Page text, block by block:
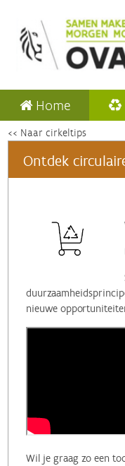
Home
<< Naar cirkeltips
Ontdek
nieuwe
Wil je graag zo een